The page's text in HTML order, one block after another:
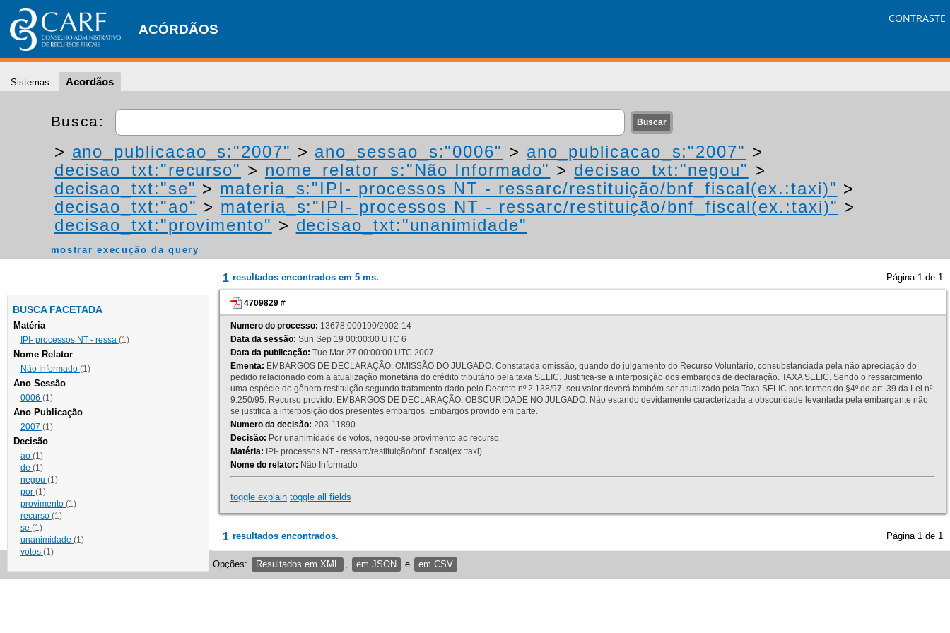
ACÓRDÃOS
CONTRASTE
Sistemas: Acordãos
Busca:
> ano_publicacao_s:"2007" > ano_sessao_s:"0006" > ano_publicacao_s:"2007" >
decisao_txt:"recurso" > nome_relator_s:"Não Informado" > decisao_txt:"negou" >
decisao_txt:"se" > materia_s:"IPI- processos NT - ressarc/restituição/bnf_fiscal(ex.:taxi)" >
decisao_txt:"ao" > materia_s:"IPI- processos NT - ressarc/restituição/bnf_fiscal(ex.:taxi)" >
decisao_txt:"provimento" > decisao_txt:"unanimidade"
mostrar execução da query
BUSCA FACETADA
Matéria
IPI- processos NT - ressa (1)
Nome Relator
Não Informado (1)
Ano Sessão
0006 (1)
Ano Publicação
2007 (1)
Decisão
ao (1)
de (1)
negou (1)
por (1)
provimento (1)
recurso (1)
se (1)
unanimidade (1)
votos (1)
1 resultados encontrados em 5 ms. Página 1 de 1
4709829 #
Numero do processo: 13678.000190/2002-14
Data da sessão: Sun Sep 19 00:00:00 UTC 6
Data da publicação: Tue Mar 27 00:00:00 UTC 2007
Ementa: EMBARGOS DE DECLARAÇÃO. OMISSÃO DO JULGADO. Constatada omissão, quando do julgamento do Recurso Voluntário, consubstanciada pela não apreciação do
pedido relacionado com a atualização monetária do crédito tributário pela taxa SELIC. Justifica-se a interposição dos embargos de declaração. TAXA SELIC. Sendo o ressarcimento
uma espécie do gênero restituição segundo tratamento dado pelo Decreto nº 2.138/97, seu valor deverá também ser atualizado pela Taxa SELIC nos termos do §4º do art. 39 da Lei nº
9.250/95. Recurso provido. EMBARGOS DE DECLARAÇÃO. OBSCURIDADE NO JULGADO. Não estando devidamente caracterizada a obscuridade levantada pela embargante não
se justifica a interposição dos presentes embargos. Embargos provido em parte.
Numero da decisão: 203-11890
Decisão: Por unanimidade de votos, negou-se provimento ao recurso.
Matéria: IPI- processos NT - ressarc/restituição/bnf_fiscal(ex.:taxi)
Nome do relator: Não Informado
toggle explain toggle all fields
1 resultados encontrados. Página 1 de 1
Opções: Resultados em XML em JSON e em CSV